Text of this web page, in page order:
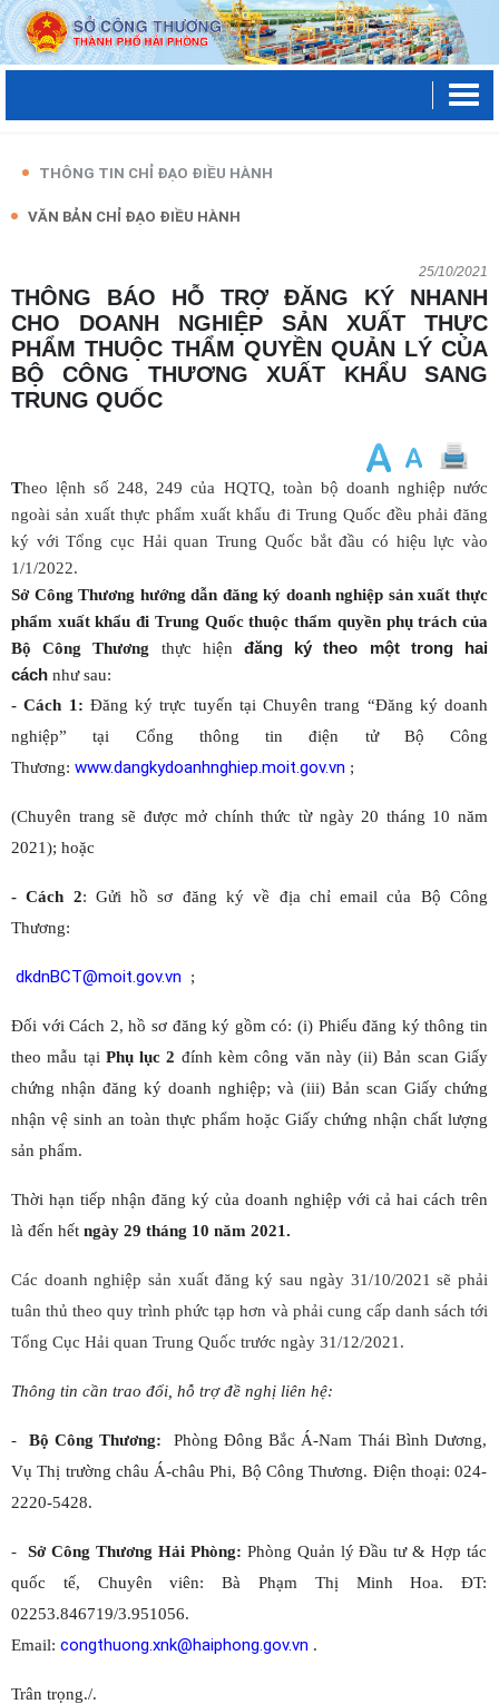
THÔNG TIN CHỈ ĐẠO ĐIỀU HÀNH
VĂN BẢN CHỈ ĐẠO ĐIỀU HÀNH
25/10/2021
THÔNG BÁO HỖ TRỢ ĐĂNG KÝ NHANH
CHO DOANH NGHIỆP SẢN XUẤT THỰC
PHẨM THUỘC THẨM QUYỀN QUẢN LÝ CỦA
BỘ CÔNG THƯƠNG XUẤT KHẨU SANG
TRUNG QUỐC
Theo lệnh số 248, 249 của HQTQ, toàn bộ doanh nghiệp nước
ngoài sản xuất thực phẩm xuất khẩu đi Trung Quốc đều phải đăng
ký với Tổng cục Hải quan Trung Quốc bắt đầu có hiệu lực vào
1/1/2022.
Sở Công Thương hướng dẫn đăng ký doanh nghiệp sản xuất thực
phẩm xuất khẩu đi Trung Quốc thuộc thẩm quyền phụ trách của
Bộ Công Thương thực hiệnđăng ký theo
một trong hai
cách như sau:
- Cách 1: Đăng ký trực tuyến tại Chuyên trang “Đăng ký doanh
nghiệp” tại Cổng thông tin điện tử Bộ Công
Thương: www.dangkydoanhnghiep.moit.gov.vn ;
(Chuyên trang sẽ được mở chính thức từ ngày 20 tháng 10 năm
2021); hoặc
- Cách 2: Gửi hồ sơ đăng ký về địa chỉ email của Bộ Công
Thương:
dkdnBCT@moit.gov.vn ;
Đối với Cách 2, hồ sơ đăng ký gồm có: (i) Phiếu đăng ký thông tin
theo mẫu tại Phụ lục 2 đính kèm công văn này (ii) Bản scan Giấy
chứng nhận đăng ký doanh nghiệp; và (iii) Bản scan Giấy chứng
nhận vệ sinh an toàn thực phẩm hoặc Giấy chứng nhận chất lượng
sản phẩm.
Thời hạn tiếp nhận đăng ký của doanh nghiệp với cả hai cách trên
là đến hết ngày 29 tháng 10 năm 2021.
Các doanh nghiệp sản xuất đăng ký sau ngày 31/10/2021 sẽ phải
tuân thủ theo quy trình phức tạp hơn và phải cung cấp danh sách tới
Tổng Cục Hải quan Trung Quốc trước ngày 31/12/2021.
Thông tin cần trao đổi, hỗ trợđề nghị liên hệ:
- Bộ Công Thương: Phòng Đông Bắc Á-Nam Thái Bình Dương,
Vụ Thị trường châu Á-châu Phi, Bộ Công Thương. Điện thoại: 024-
2220-5428.
- Sở Công Thương Hải Phòng: Phòng Quản lý Đầu tư & Hợp tác
quốc tế, Chuyên viên: Bà Phạm Thị Minh Hoa. ĐT:
02253.846719/3.951056.
Email: congthuong.xnk@haiphong.gov.vn .
Trân trọng./.